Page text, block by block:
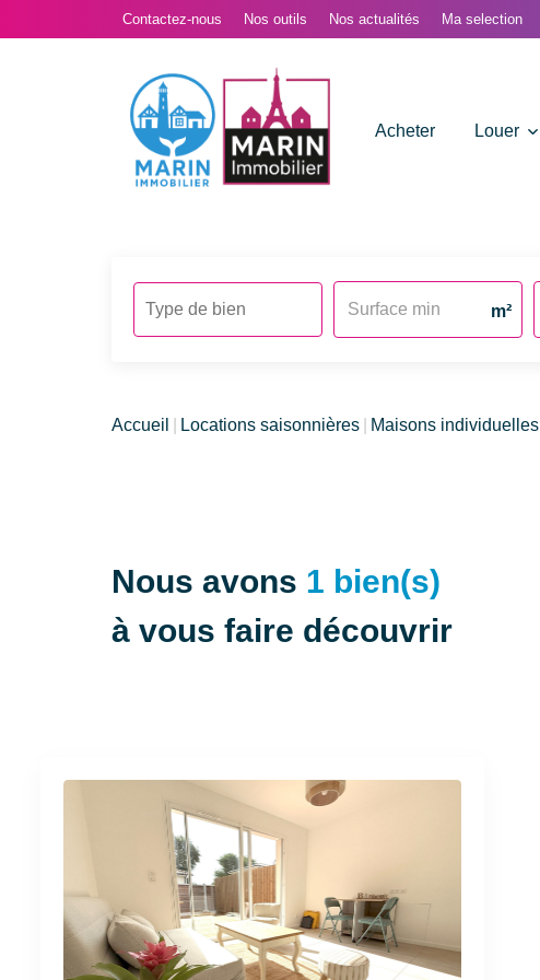
Contactez-nous Nos outils Nos actualités Ma selection
Acheter Louer
m²
Accueil Locations saisonnières Maisons individuelles
Nous avons 1 bien(s)
à vous faire découvrir